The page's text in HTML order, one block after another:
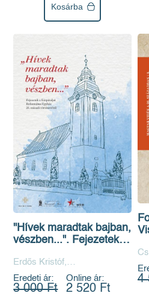
Kosárba
"Hívek maradtak bajban,
vészben...". Fejezetek a
Egyház 20. századi
történetéből
Erdős Kristóf,
Szamborovszkyné Nagy
Ibolya
Eredeti ár:
3 000 Ft
Online ár:
2 520 Ft
4